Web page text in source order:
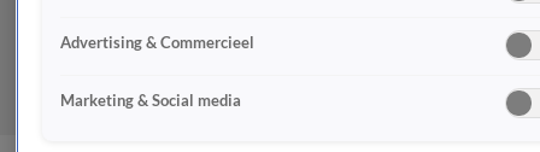
Advertising & Commercieel
Marketing & Social media